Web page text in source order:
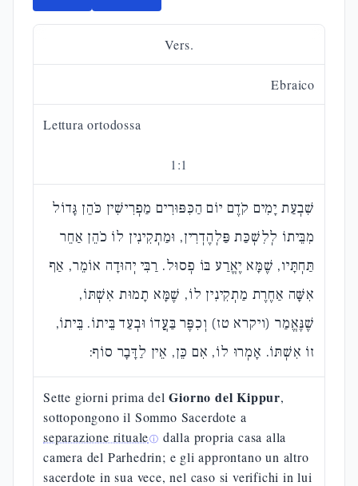
Vers.
Ebraico
Lettura ortodossa
1 :1
שִׁבְעַת יָמִים קֹדֶם יוֹם הַכִּפּוּרִים מַפְרִישִׁין כֹּהֵן גָּדוֹל
מִבֵּיתוֹ לְלִשְׁכַּת פַּלְהֶדְרִין, וּמַתְקִינִין לוֹ כֹהֵן אַחֵר
תַּחְתָּיו, שֶׁמָּא יֶאֱרַע בּוֹ פְסוּל. רַבִּי יְהוּדָה אוֹמֵר, אַף
אִשָּׁה אַחֶרֶת מַתְקִינִין לוֹ, שֶׁמָּא תָמוּת אִשְׁתּוֹ,
שֶׁנֶּאֱמַר (ויקרא טז) וְכִפֶּר בַּעֲדוֹ וּבְעַד בֵּיתוֹ. בֵּיתוֹ,
זוֹ אִשְׁתּוֹ. אָמְרוּ לוֹ, אִם כֵּן, אֵין לַדָּבָר סוֹף:
Sette giorni prima delGiorno del Kippur,
sottopongono il Sommo Sacerdote a
separazione ritualeⓘ dalla propria casa alla
camera del Parhedrin; e gli approntano un altro
sacerdote in sua vece, nel caso si verifichi in lui